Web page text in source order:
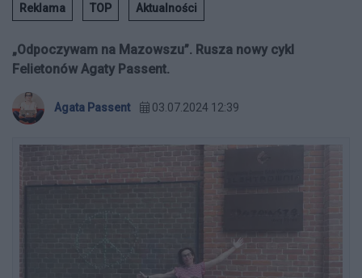
Reklama TOP Aktualności
„Odpoczywam na Mazowszu”. Rusza nowy cykl
Felietonów Agaty Passent.
Agata Passent 03.07.2024 12:39